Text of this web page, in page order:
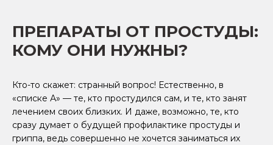
ПРЕПАРАТЫ ОТ ПРОСТУДЫ:
КОМУ ОНИ НУЖНЫ?
Кто-то скажет: странный вопрос! Естественно, в
«списке А» — те, кто простудился сам, и те, кто занят
лечением своих близких. И даже, возможно, те, кто
сразу думает о будущей профилактике простуды и
гриппа, ведь совершенно не хочется заниматься их